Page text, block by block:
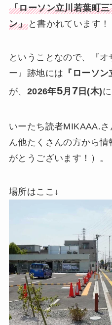
「ローソン立川若葉町
ン」と書かれています！
ということなので、『
ー』跡地には 『ローソ
が、 2026年5月 7日(木)
いーたち読者MIKAAA.
ん他たくさんの方から情
がとうございます！）。
場所はここ↓